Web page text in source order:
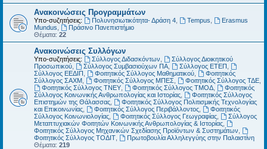
Ανακοινώσεις Προγραμμάτων
Υπο-συζητήσεις: Πολυνησιωτικότητα- Δράση 4, Tempus
Erasmus
Mundus
Πράσινο Πανεπιστήμιο
Θέματα: 22
Ανακοινώσεις Συλλόγων
Υπο-συζητήσεις: Σύλλογος Διδασκόντων
Σύλλογος Διοικητικού
Προσωπικού
Σύλλογος Συμβασιούχων ΠΑ, Σύλλογος ΕΤΕΠ
Σύλλογος ΕΕΔΙΠ
Φοιτητικός Σύλλογος Μαθηματικού,
Φοιτητικός
Σύλλογος ΣΑΧΜ
Φοιτητικός Σύλλογος ΜΠΕΣ Φοιτητικός Σύλλογος ΤΔΕ,
Φοιτητικός Σύλλογος ΤΝΕΥ, Φοιτητικός Σύλλογος ΤΜΟΔ,
Φοιτητικός
Σύλλογος Κοινωνικής Ανθρωπολογίας και Ιστορίας
Φοιτητικός Σύλλογος
Επιστημών της Θάλασσας
Φοιτητικός Σύλλογος Πολιτισμικής Τεχνολογίας
και Επικοινωνίας
Φοιτητικός Σύλλογος Περιβάλλοντος,
Φοιτητικός
Σύλλογος Κοινωνιολογίας
Φοιτητικός Σύλλογος Γεωγραφίας,
Σύλλογος
Μεταπτυχιακών Φοιτητών Κοινωνικής Ανθρωπολογίας & Ιστορίας
Φοιτητικός Σύλλογος Μηχανικών Σχεδίασης Προϊόντων & Συστημάτων
Φοιτητικός Σύλλογος ΤΟΔΙΤ
Πρωτοβουλία Αλληλεγγύης στην Παλαιστίνη
Θέματα: 219